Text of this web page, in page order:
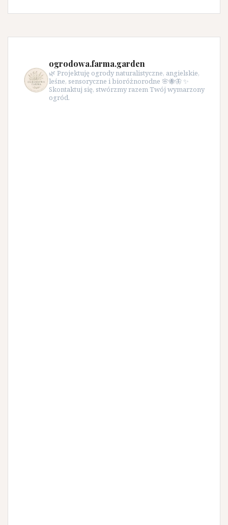
ogrodowa.farma.garden
🌿 Projektuję ogrody naturalistyczne, angielskie,
leśne, sensoryczne i bioróżnorodne 🌸🐝🦋 ✨
Skontaktuj się, stwórzmy razem Twój wymarzony
ogród.